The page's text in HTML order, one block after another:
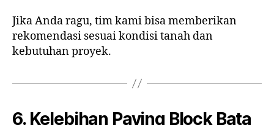
Jika Anda ragu, tim kami bisa memberikan
rekomendasi sesuai kondisi tanah dan
kebutuhan proyek.
6. Kelebihan Paving Block Bata